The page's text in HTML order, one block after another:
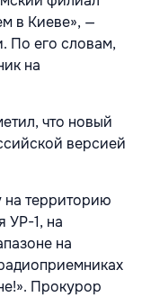
в Киеве», —
По его словам,
на
что новый
версией
на территорию
УР-1, на
на
Прокурор